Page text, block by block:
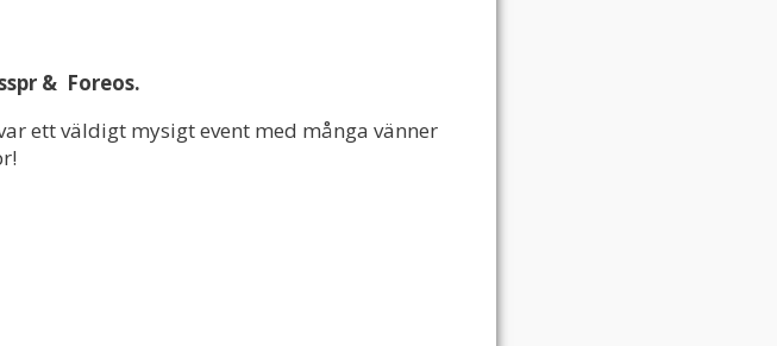
& Foreos.
ett väldigt mysigt event med många vänner